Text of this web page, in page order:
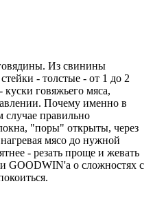
Из свинины
- толстые - от 1 до 2
говяжьего мяса,
Почему именно в
случае правильно
"поры" открыты, через
мясо до нужной
- резать проще и жевать
GOODWIN'а о сложностях с